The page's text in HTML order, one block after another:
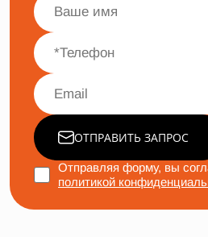
ОТПРАВИТЬ ЗАПРОС
Отправляя форму, вы
политикой